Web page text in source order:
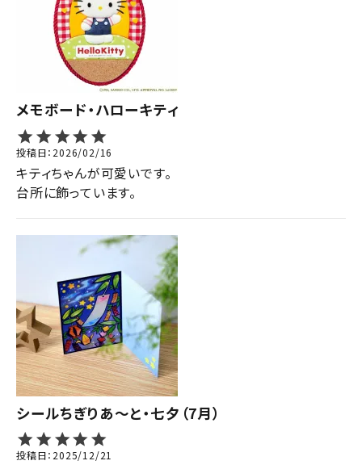
メモボード・ハローキティ
投稿日 2026/02/16
キティちゃんが可愛いです。
台所に飾っています。
シールちぎりあ～と・七夕（7月）
投稿日 2025/12/21